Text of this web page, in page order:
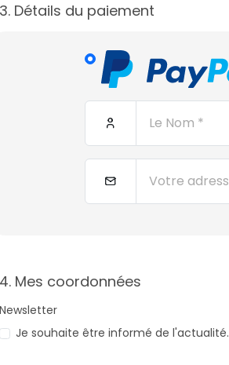
3. Détails du paiement
4. Mes coordonnées
Newsletter
Je souhaite être informé de l'actualité.